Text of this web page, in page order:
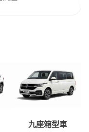
九座箱型車